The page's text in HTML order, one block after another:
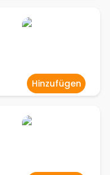
Hinzufügen